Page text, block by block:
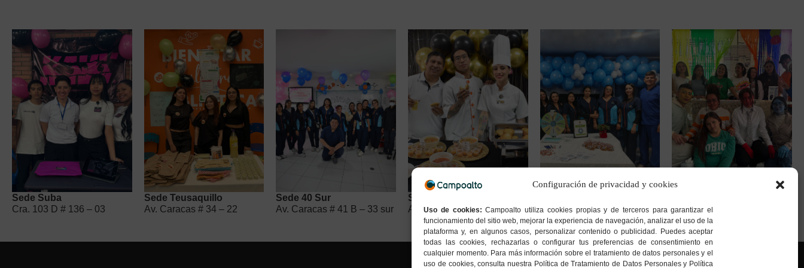
Configuración de privacidad y cookies
Uso de cookies:Campoalto utiliza cookies propias y de terceros para garantizar el
funcionamiento del sitio web, mejorar la experiencia de navegación, analizar el uso de la
plataforma y, en algunos casos, personalizar contenido o publicidad. Puedes aceptar
todas las cookies, rechazarlas o configurar tus preferencias de consentimiento en
cualquier momento. Para más información sobre el tratamiento de datos personales y el
uso de cookies, consulta nuestra Política de Tratamiento de Datos Personales y Política
Sede Suba
Cra. 103 D # 136 – 03
Sede Teusaquillo
Av. Caracas # 34 – 22
Sede 40 Sur
Av. Caracas # 41 B – 33 sur
Sede Kennedy
Av. Boyacá # 37- 55 sur
Calle 65 Sur # 77G – 75
Cra. 7 G # 158a – 20